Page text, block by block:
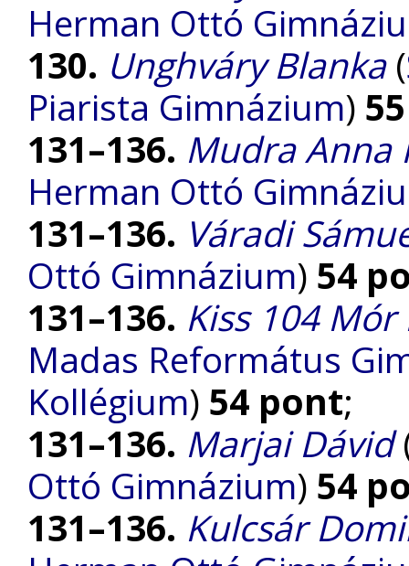
Herman Ottó
130. Unghváry Blanka(
Piarista Gimnázium)
131–136. Mudra Anna
Herman Ottó
131–136. Váradi
Ottó Gimnázium) 54
131–136. Kiss 104
Madas Református
Kollégium) 54 pont;
131–136. Marjai Dávid
Ottó Gimnázium) 54
131–136. Kulcsár